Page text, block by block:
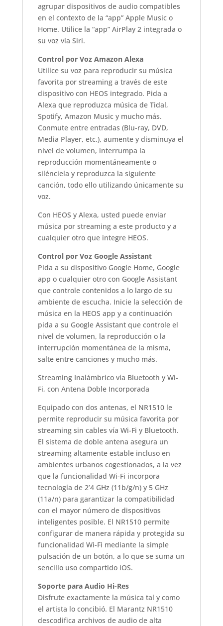
agrupar dispositivos de audio compatibles
en el contexto de la “app” Apple Music o
Home. Utilice la “app” AirPlay 2 integrada o
su voz vía Siri.
Control por Voz Amazon Alexa
Utilice su voz para reproducir su música
favorita por streaming a través de este
dispositivo con HEOS integrado. Pida a
Alexa que reproduzca música de Tidal,
Spotify, Amazon Music y mucho más.
Conmute entre entradas (Blu-ray, DVD,
Media Player, etc.), aumente y disminuya el
nivel de volumen, interrumpa la
reproducción momentáneamente o
silénciela y reproduzca la siguiente
canción, todo ello utilizando únicamente su
voz.
Con HEOS y Alexa, usted puede enviar
música por streaming a este producto y a
cualquier otro que integre HEOS.
Control por Voz Google Assistant
Pida a su dispositivo Google Home, Google
app o cualquier otro con Google Assistant
que controle contenidos a lo largo de su
ambiente de escucha. Inicie la selección de
música en la HEOS app y a continuación
pida a su Google Assistant que controle el
nivel de volumen, la reproducción o la
interrupción momentánea de la misma,
salte entre canciones y mucho más.
Streaming Inalámbrico vía Bluetooth y Wi-
Fi, con Antena Doble Incorporada
Equipado con dos antenas, el NR1510 le
permite reproducir su música favorita por
streaming sin cables vía Wi-Fi y Bluetooth.
El sistema de doble antena asegura un
streaming altamente estable incluso en
ambientes urbanos cogestionados, a la vez
que la funcionalidad Wi-Fi incorpora
tecnología de 2’4 GHz (11b/g/n) y 5 GHz
(11a/n) para garantizar la compatibilidad
con el mayor número de dispositivos
inteligentes posible. El NR1510 permite
configurar de manera rápida y protegida su
funcionalidad Wi-Fi mediante la simple
pulsación de un botón, a lo que se suma un
sencillo uso compartido iOS.
Soporte para Audio Hi-Res
Disfrute exactamente la música tal y como
el artista lo concibió. El Marantz NR1510
descodifica archivos de audio de alta